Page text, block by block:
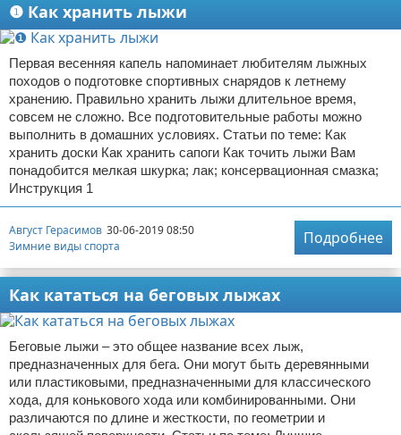
❶ Как хранить лыжи
Первая весенняя капель напоминает любителям лыжных
походов о подготовке спортивных снарядов к летнему
хранению. Правильно хранить лыжи длительное время,
совсем не сложно. Все подготовительные работы можно
выполнить в домашних условиях. Статьи по теме: Как
хранить доски Как хранить сапоги Как точить лыжи Вам
понадобится мелкая шкурка; лак; консервационная смазка;
Инструкция 1
Август Герасимов 30-06-2019 08:50
Зимние виды спорта
Подробнее
Как кататься на беговых лыжах
Беговые лыжи – это общее название всех лыж,
предназначенных для бега. Они могут быть деревянными
или пластиковыми, предназначенными для классического
хода, для конькового хода или комбинированными. Они
различаются по длине и жесткости, по геометрии и